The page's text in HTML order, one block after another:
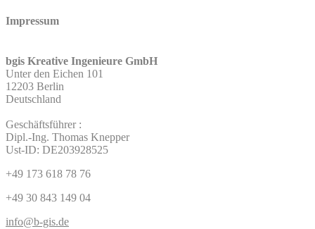
Impressum
bgis Kreative Ingenieure GmbH
Unter den Eichen 101
12203 Berlin
Deutschland
Geschäftsführer :
Dipl.-Ing. Thomas Knepper
Ust-ID: DE203928525
+49 173 618 78 76
+49 30 843 149 04
info@b-gis.de